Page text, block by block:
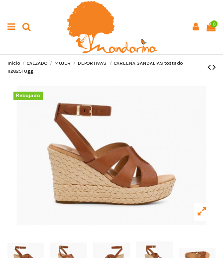
0
Inicio CALZADO MUJER DEPORTIVAS
CAREENA SANDALIAS tostado
1128251 Ugg
Rebajado